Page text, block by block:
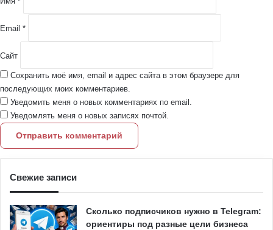
Email *
Сайт
Сохранить моё имя, email и адрес сайта в этом браузере для
последующих моих комментариев.
Уведомить меня о новых комментариях по email.
Уведомлять меня о новых записях почтой.
Свежие записи
Сколько подписчиков нужно в Telegram:
ориентиры под разные цели бизнеса